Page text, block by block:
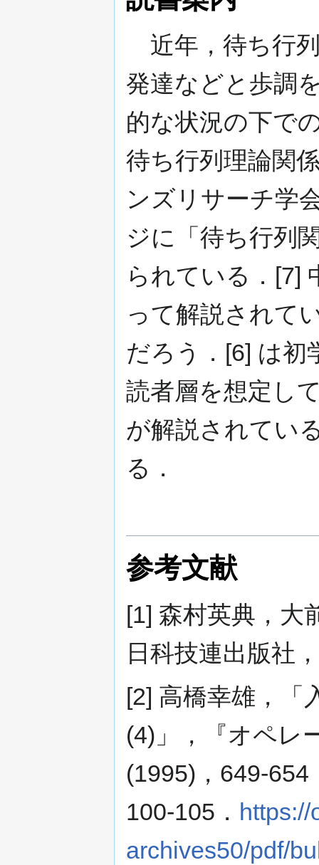
近年，待ち行
発達などと歩調
的な状況の下で
待ち行列理論関
ンズリサーチ学
ジに「待ち行列
られている．[7]
って解説されて
だろう．[6] は初
読者層を想定し
が解説されてい
る．
参考文献
[1] 森村英典，大
日科技連出版社
[2] 高橋幸雄，「
(4)」，『オペレ
(1995)，649-654
100-105．
archives50/pdf/